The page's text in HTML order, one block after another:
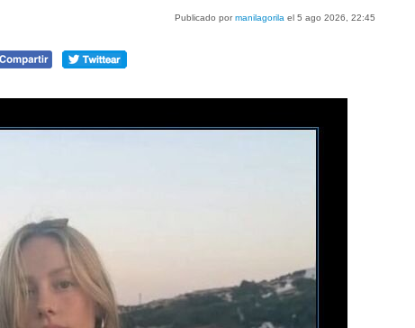
Publicado pormanilagorila el 5 ago 2026, 22:45